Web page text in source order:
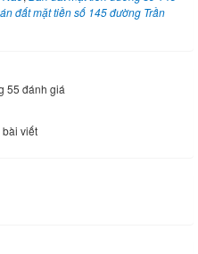
đất mặt tiền số 145 đường Trần
55 đánh giá
viết